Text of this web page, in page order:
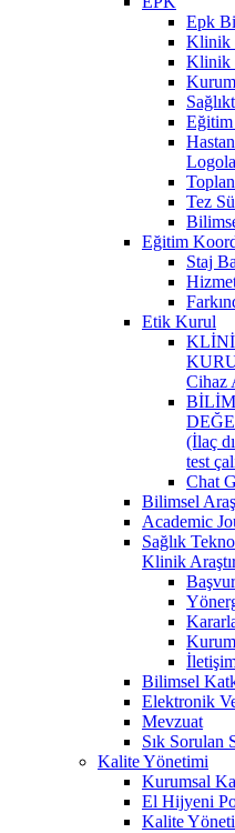
Epk
Klinik
Klinik
Eğitim
Tez
Eğitim
Staj
Etik Kurul
Cihaz
(İlaç
test
Chat
Bilimsel
Academic
Sağlık
Klinik
Bilimsel
Elektronik
Mevzuat
Sık Sorulan
Kalite Yönetimi
Kurumsal
El Hijyeni
Kalite